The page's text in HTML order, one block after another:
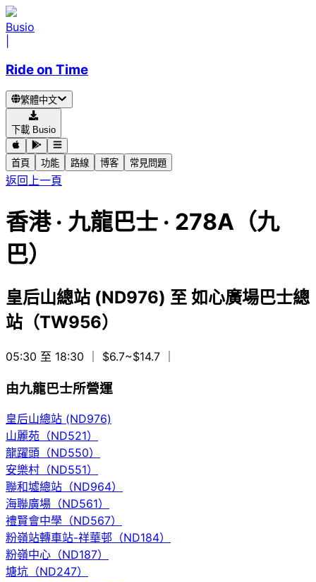
Busio
Ride on Time
繁體中文
下載 Busio
首頁 功能 路線 博客 常見問題
返回上一頁
香港· 九龍巴士 · 278A（九
巴）
皇后山總站 (ND976) 至 如心廣場巴士總
站（TW956）
05:30 至 18:30 ｜ $6.7~$14.7
由九龍巴士所營運
皇后山總站 (ND976)
山麗苑（ND521）
龍躍頭（ND550）
安樂村（ND551）
聯和墟總站（ND964）
海聯廣場（ND561）
禮賢會中學（ND567）
粉嶺站轉車站-祥華邨（ND184）
粉嶺中心（ND187）
塘坑（ND247）